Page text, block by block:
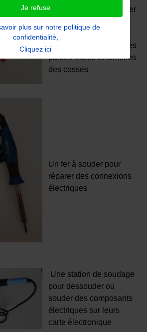
Des cosses pour réaliser
électriques en
accouplant ensemble les
parties mâles et femelles
des cosses
Un fer à souder pour
réparer des connexions
électriques
Une station de soudage
pour dessouder ou
souder des composants
électriques sur leurs
carte électronique
Je refuse
plus sur notre politique de
confidentialité,
Cliquez ici